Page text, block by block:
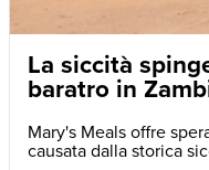
La siccità
baratro in
Mary's Meals offre
causata dalla storica